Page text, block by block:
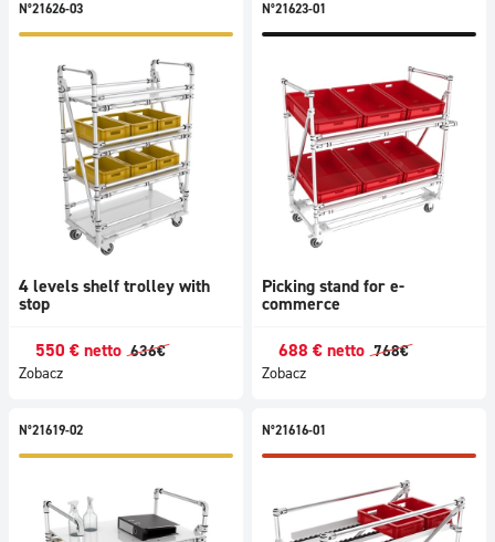
N°21626-03
4 levels shelf trolley with
stop
550 € netto 636€
Zobacz
N°21623-01
Picking stand for e-
commerce
688 € netto 768€
Zobacz
N°21619-02 N°21616-01